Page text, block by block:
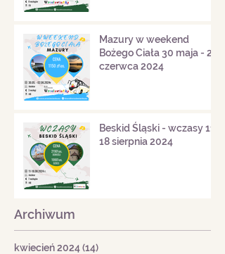
Mazury w weekend
Bożego Ciała 30 maja - 2
czerwca 2024
Beskid Śląski - wczasy 11-
18 sierpnia 2024
Archiwum
kwiecień 2024(14)